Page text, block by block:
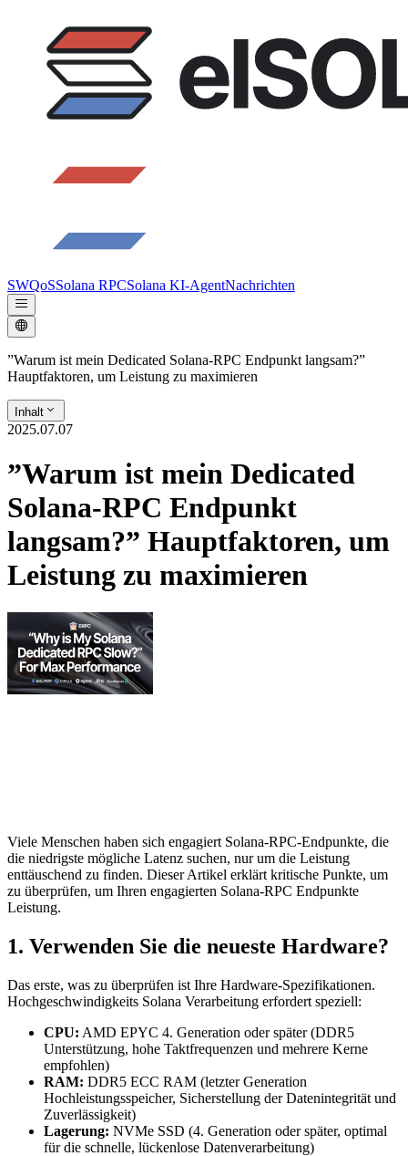
SWQoSSolana RPCSolana KI-AgentNachrichten
”Warum ist mein Dedicated Solana-RPC Endpunkt langsam?”
Hauptfaktoren, um Leistung zu maximieren
Inhalt
2025.07.07
”Warum ist mein Dedicated
Solana-RPC Endpunkt
langsam?” Hauptfaktoren, um
Leistung zu maximieren
Viele Menschen haben sich engagiert Solana-RPC-Endpunkte, die
die niedrigste mögliche Latenz suchen, nur um die Leistung
enttäuschend zu finden. Dieser Artikel erklärt kritische Punkte, um
zu überprüfen, um Ihren engagierten Solana-RPC Endpunkte
Leistung.
1. Verwenden Sie die neueste Hardware?
Das erste, was zu überprüfen ist Ihre Hardware-Spezifikationen.
Hochgeschwindigkeits Solana Verarbeitung erfordert speziell:
CPU: AMD EPYC 4. Generation oder später (DDR5
Unterstützung, hohe Taktfrequenzen und mehrere Kerne
empfohlen)
RAM: DDR5 ECC RAM (letzter Generation
Hochleistungsspeicher, Sicherstellung der Datenintegrität und
Zuverlässigkeit)
Lagerung: NVMe SSD (4. Generation oder später, optimal
für die schnelle, lückenlose Datenverarbeitung)